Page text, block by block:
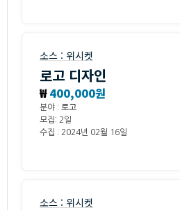
소스 : 위시켓
로고 디자인
₩400,000원
분야 : 로고
모집: 2일
수집 : 2024년 02월 16일
소스 : 위시켓